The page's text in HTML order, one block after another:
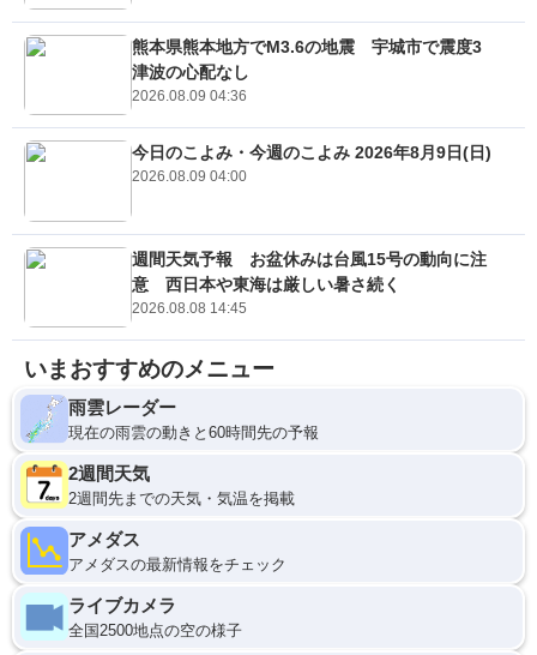
熊本県熊本地方でM3.6の地震 宇城市で震度3
津波の心配なし
2026.08.09 04:36
今日のこよみ・今週のこよみ 2026年8月9日(日)
2026.08.09 04:00
週間天気予報 お盆休みは台風15号の動向に注
意 西日本や東海は厳しい暑さ続く
2026.08.08 14:45
いまおすすめのメニュー
雨雲レーダー
現在の雨雲の動きと60時間先の予報
2週間天気
2週間先までの天気・気温を掲載
アメダス
アメダスの最新情報をチェック
ライブカメラ
全国2500地点の空の様子